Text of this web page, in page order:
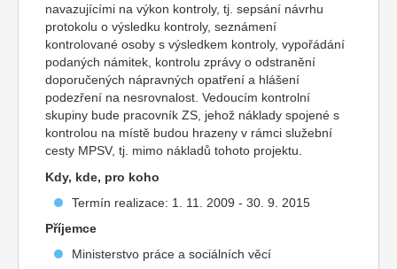
navazujícími na výkon kontroly, tj. sepsání návrhu
protokolu o výsledku kontroly, seznámení
kontrolované osoby s výsledkem kontroly, vypořádání
podaných námitek, kontrolu zprávy o odstranění
doporučených nápravných opatření a hlášení
podezření na nesrovnalost. Vedoucím kontrolní
skupiny bude pracovník ZS, jehož náklady spojené s
kontrolou na místě budou hrazeny v rámci služební
cesty MPSV, tj. mimo nákladů tohoto projektu.
Kdy, kde, pro koho
Termín realizace: 1. 11. 2009 - 30. 9. 2015
Příjemce
Ministerstvo práce a sociálních věcí